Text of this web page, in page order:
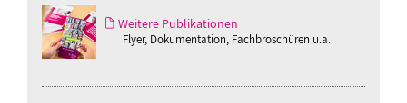
Weitere Publikationen
Flyer, Dokumentation, Fachbroschüren u.a.